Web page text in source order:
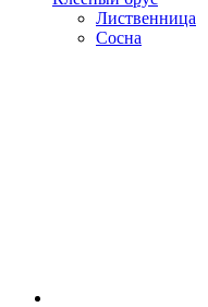
Лиственница
Сосна